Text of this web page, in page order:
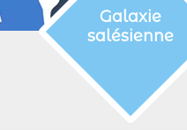
Galaxie
salésienne